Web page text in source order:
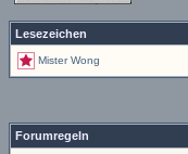
Lesezeichen
Mister Wong
Forumregeln